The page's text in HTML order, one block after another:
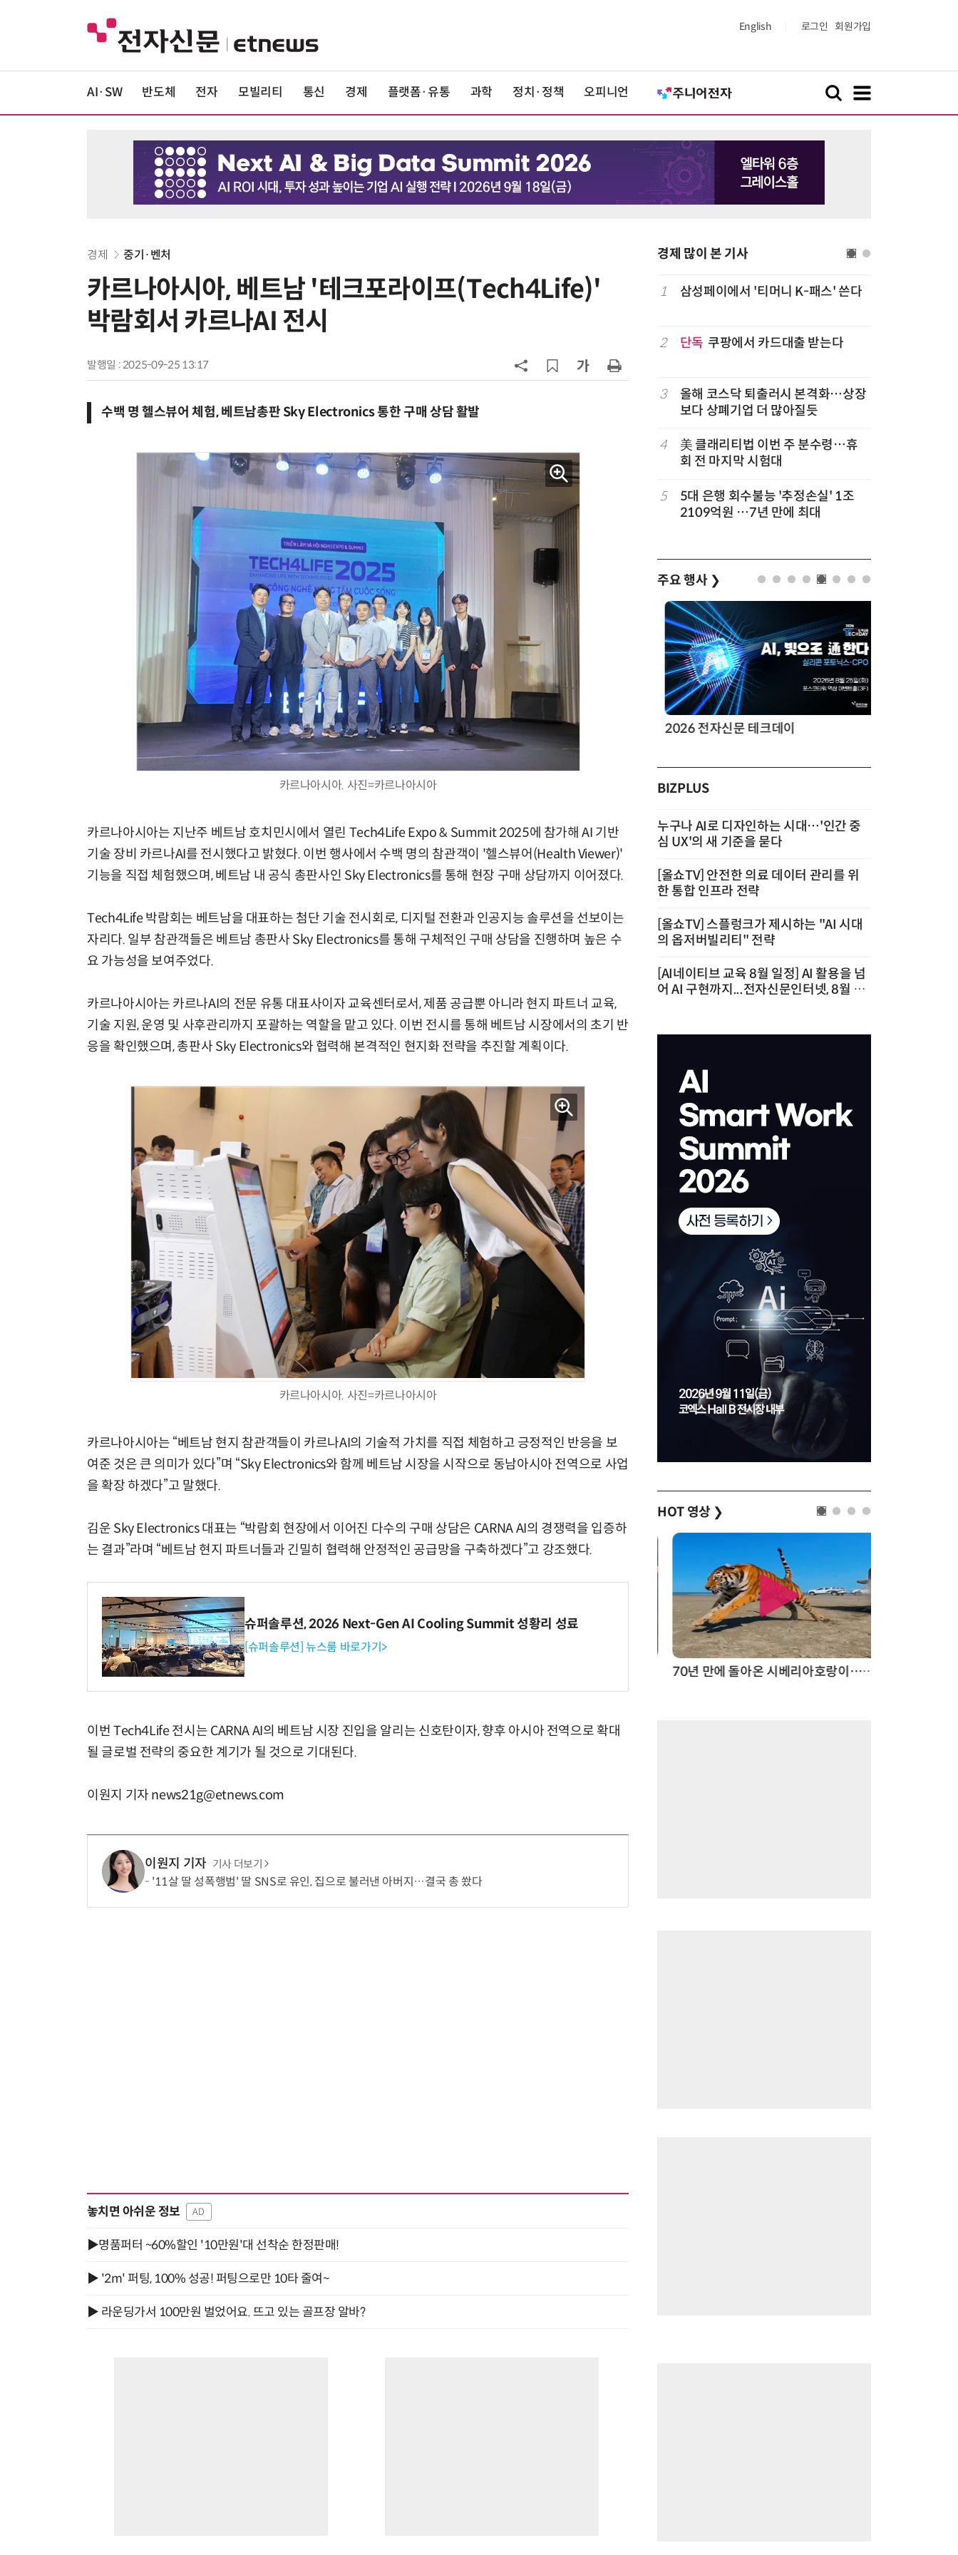
English 로그인 회원가입
AI·SW 반도체 전자 모빌리티 통신 경제 플랫폼·유통 과학 정치·정책 오피니언
경제 중기·벤처
카르나아시아, 베트남 '테크포라이프(Tech4Life)'
박람회서 카르나AI 전시
발행일 : 2025-09-25 13:17
수백 명 헬스뷰어 체험, 베트남총판 Sky Electronics 통한 구매 상담 활발
카르나아시아. 사진=카르나아시아
카르나아시아는 지난주 베트남 호치민시에서 열린 Tech4Life Expo & Summit 2025에 참가해 AI 기반
기술 장비 카르나AI를 전시했다고 밝혔다. 이번 행사에서 수백 명의 참관객이 '헬스뷰어(Health Viewer)'
기능을 직접 체험했으며, 베트남 내 공식 총판사인 Sky Electronics를 통해 현장 구매 상담까지 이어졌다.
Tech4Life 박람회는 베트남을 대표하는 첨단 기술 전시회로, 디지털 전환과 인공지능 솔루션을 선보이는
자리다. 일부 참관객들은 베트남 총판사 Sky Electronics를 통해 구체적인 구매 상담을 진행하며 높은 수
요 가능성을 보여주었다.
카르나아시아는 카르나AI의 전문 유통 대표사이자 교육센터로서, 제품 공급뿐 아니라 현지 파트너 교육,
기술 지원, 운영 및 사후관리까지 포괄하는 역할을 맡고 있다. 이번 전시를 통해 베트남 시장에서의 초기 반
응을 확인했으며, 총판사 Sky Electronics와 협력해 본격적인 현지화 전략을 추진할 계획이다.
카르나아시아. 사진=카르나아시아
카르나아시아는 “베트남 현지 참관객들이 카르나AI의 기술적 가치를 직접 체험하고 긍정적인 반응을 보
여준 것은 큰 의미가 있다”며 “Sky Electronics와 함께 베트남 시장을 시작으로 동남아시아 전역으로 사업
을 확장 하겠다”고 말했다.
김운 Sky Electronics 대표는 “박람회 현장에서 이어진 다수의 구매 상담은 CARNA AI의 경쟁력을 입증하
는 결과”라며 “베트남 현지 파트너들과 긴밀히 협력해 안정적인 공급망을 구축하겠다”고 강조했다.
슈퍼솔루션, 2026 Next-Gen AI Cooling Summit 성황리 성료
[슈퍼솔루션] 뉴스룸 바로가기>
이번 Tech4Life 전시는 CARNA AI의 베트남 시장 진입을 알리는 신호탄이자, 향후 아시아 전역으로 확대
될 글로벌 전략의 중요한 계기가 될 것으로 기대된다.
이원지 기자 news21g@etnews.com
이원지 기자 기사 더보기
'11살 딸 성폭행범' 딸 SNS로 유인, 집으로 불러낸 아버지…결국 총 쐈다
놓치면 아쉬운 정보 AD
▶명품퍼터 ~60%할인 '10만원'대 선착순 한정판매!
▶ '2m' 퍼팅, 100% 성공! 퍼팅으로만 10타 줄여~
▶ 라운딩가서 100만원 벌었어요. 뜨고 있는 골프장 알바?
경제 많이 본 기사
6 단독
보험 소비자 개인정보 유출 막
서 TV·모니터 '大戰'
테크…AI 연금운용 경쟁 본격화
대기업과 협력사 AI 상생 시동
코스피 급등에 매수 사이드카 발동
1 삼성페이에서 '티머니 K-패스' 쓴다
2 단독 쿠팡에서 카드대출 받는다
3
올해 코스닥 퇴출러시 본격화…상장
보다 상폐기업 더 많아질듯
4
美 클래리티법 이번 주 분수령…휴
회 전 마지막 시험대
5
5대 은행 회수불능 '추정손실' 1조
2109억원 …7년 만에 최대
주요 행사 ❯
현업에서 바로 쓰는 "하네스 엔지니어링" 실습 교육 모든 업무 담당자(비개발자)를 위한 온톨로지 기반 AI 지식체계 설계 1-day 워크숍 2026 전자신문 테크데이
BIZPLUS
누구나 AI로 디자인하는 시대…'인간 중
심 UX'의 새 기준을 묻다
[올쇼TV] 안전한 의료 데이터 관리를 위
한 통합 인프라 전략
[올쇼TV] 스플렁크가 제시하는 "AI 시대
의 옵저버빌리티" 전략
[AI네이티브 교육 8월 일정] AI 활용을 넘
어 AI 구현까지...전자신문인터넷, 8월 실
HOT 영상 ❯
70년 만에 돌아온 시베리아호랑이…카자흐스탄 야생에 풀렸다